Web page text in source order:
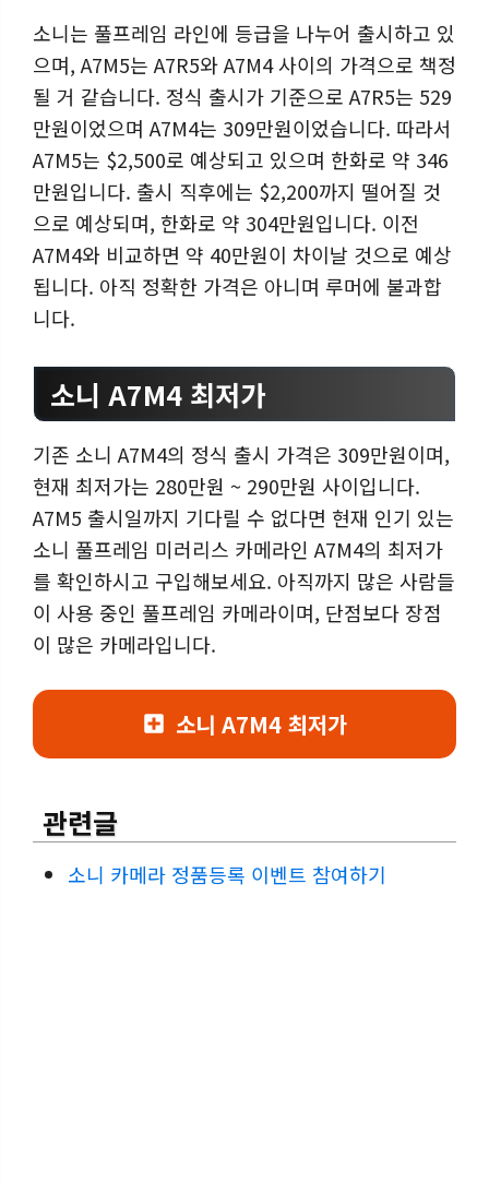
소니는 풀프레임 라인에 등급을 나누어 출시하고 있
으며, A7M5는 A7R5와 A7M4 사이의 가격으로 책정
될 거 같습니다. 정식 출시가 기준으로 A7R5는 529
만원이었으며 A7M4는 309만원이었습니다. 따라서
A7M5는 $2,500로 예상되고 있으며 한화로 약 346
만원입니다. 출시 직후에는 $2,200까지 떨어질 것
으로 예상되며, 한화로 약 304만원입니다. 이전
A7M4와 비교하면 약 40만원이 차이날 것으로 예상
됩니다. 아직 정확한 가격은 아니며 루머에 불과합
니다.
소니 A7M4 최저가
기존 소니 A7M4의 정식 출시 가격은 309만원이며,
현재 최저가는 280만원 ~ 290만원 사이입니다.
A7M5 출시일까지 기다릴 수 없다면 현재 인기 있는
소니 풀프레임 미러리스 카메라인 A7M4의 최저가
를 확인하시고 구입해보세요. 아직까지 많은 사람들
이 사용 중인 풀프레임 카메라이며, 단점보다 장점
이 많은 카메라입니다.
소니 A7M4 최저가
관련글
소니 카메라 정품등록 이벤트 참여하기